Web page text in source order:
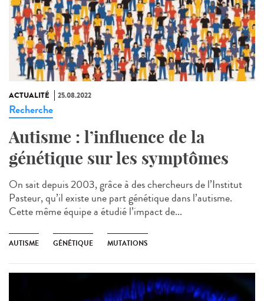
ACTUALITÉ 25.08.2022
Recherche
Autisme : l’influence de la
génétique sur les symptômes
On sait depuis 2003, grâce à des chercheurs de l’Institut
Pasteur, qu’il existe une part génétique dans l’autisme.
Cette même équipe a étudié l’impact de...
AUTISME GÉNÉTIQUE MUTATIONS